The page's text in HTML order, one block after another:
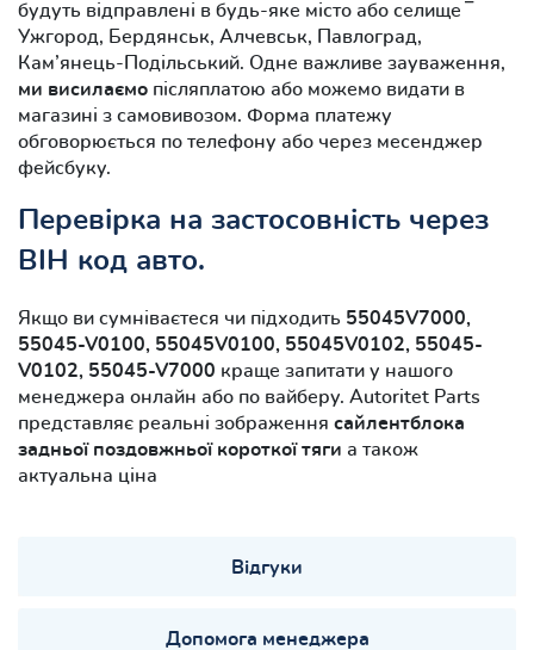
будуть відправлені в будь-яке місто або селище ‾
Ужгород, Бердянськ, Алчевськ, Павлоград,
Кам’янець-Подільський. Одне важливе зауваження,
ми висилаємо післяплатою або можемо видати в
магазині з самовивозом. Форма платежу
обговорюється по телефону або через месенджер
фейсбуку.
Перевірка на застосовність через
ВІН код авто.
Якщо ви сумніваєтеся чи підходить 55045V7000,
55045-V0100, 55045V0100, 55045V0102, 55045-
V0102, 55045-V7000 краще запитати у нашого
менеджера онлайн або по вайберу. Autoritet Parts
представляє реальні зображення сайлентблока
задньої поздовжньої короткої тяги а також
актуальна ціна
Відгуки
Допомога менеджера